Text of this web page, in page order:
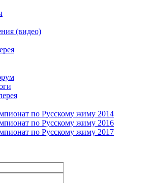
(видео)
по Русскому жиму 2014
по Русскому жиму 2016
по Русскому жиму 2017